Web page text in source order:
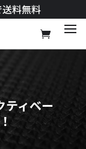
料無料​
ティベー